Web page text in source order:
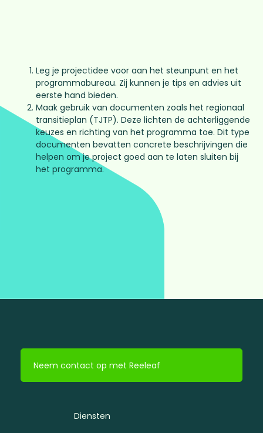
Leg je projectidee voor aan het steunpunt en het
programmabureau. Zij kunnen je tips en advies uit
eerste hand bieden.
Maak gebruik van documenten zoals het regionaal
transitieplan (TJTP). Deze lichten de achterliggende
keuzes en richting van het programma toe. Dit type
documenten bevatten concrete beschrijvingen die
helpen om je project goed aan te laten sluiten bij
het programma.
Diensten
Neem contact op met Reeleaf